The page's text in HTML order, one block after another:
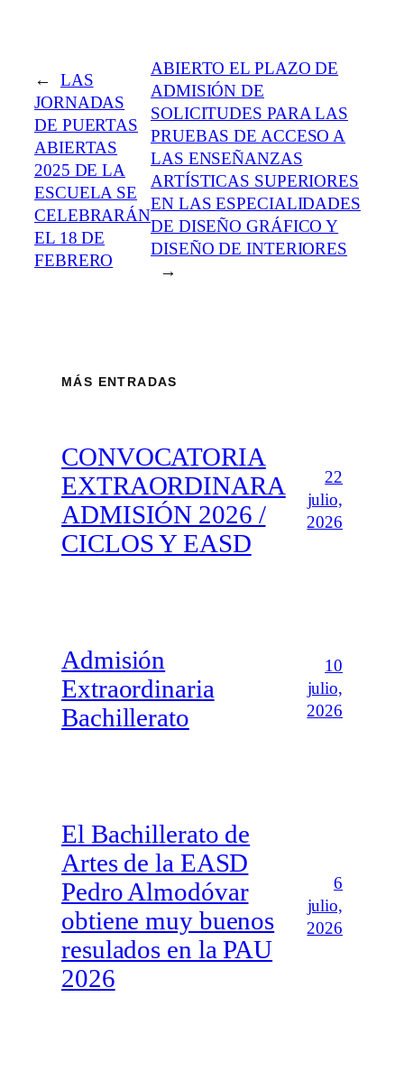
←
LAS
JORNADAS
DE PUERTAS
ABIERTAS
2025 DE LA
ESCUELA SE
CELEBRARÁN
EL 18 DE
FEBRERO
ABIERTO EL PLAZO DE
ADMISIÓN DE
SOLICITUDES PARA LAS
PRUEBAS DE ACCESO A
LAS ENSEÑANZAS
ARTÍSTICAS SUPERIORES
EN LAS ESPECIALIDADES
DE DISEÑO GRÁFICO Y
DISEÑO DE INTERIORES
→
MÁS ENTRADAS
CONVOCATORIA
EXTRAORDINARA
ADMISIÓN 2026 /
CICLOS Y EASD
22
julio,
2026
Admisión
Extraordinaria
Bachillerato
10
julio,
2026
El Bachillerato de
Artes de la EASD
Pedro Almodóvar
obtiene muy buenos
resulados en la PAU
2026
6
julio,
2026